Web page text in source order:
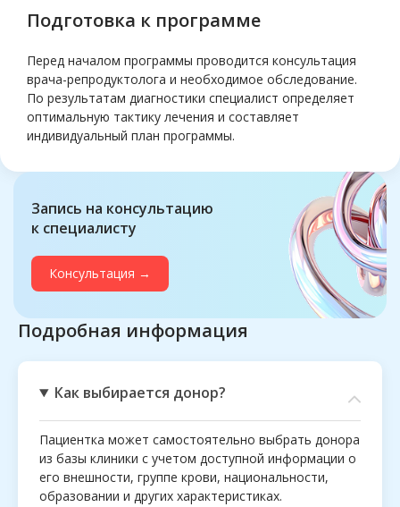
Подготовка к программе
Перед началом программы проводится консультация
врача-репродуктолога и необходимое обследование.
По результатам диагностики специалист определяет
оптимальную тактику лечения и составляет
индивидуальный план программы.
Запись на консультацию
к специалисту
Консультация →
Подробная информация
Как выбирается донор?
Пациентка может самостоятельно выбрать донора
из базы клиники с учетом доступной информации о
его внешности, группе крови, национальности,
образовании и других характеристиках.